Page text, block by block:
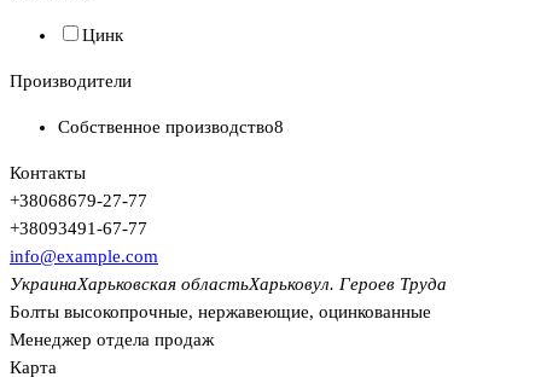
Цинк
Производители
Собственное производство8
Контакты
+38068679-27-77
+38093491-67-77
info@example.com
УкраинаХарьковская областьХарьковул. Героев Труда
Болты высокопрочные, нержавеющие, оцинкованные
Менеджер отдела продаж
Карта